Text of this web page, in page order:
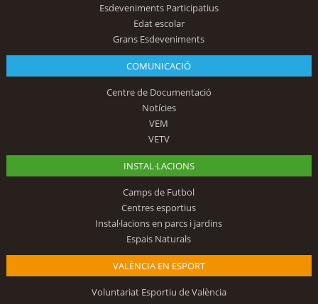
Esdeveniments Participatius
Edat escolar
Grans Esdeveniments
COMUNICACIÓ
Centre de Documentació
Notícies
VEM
VETV
INSTAL·LACIONS
Camps de Futbol
Centres esportius
Instal·lacions en parcs i jardins
Espais Naturals
VALÈNCIA EN ESPORT
Voluntariat Esportiu de València